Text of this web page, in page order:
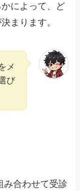
によって、ど
まります。
メ
び
み合わせて受診